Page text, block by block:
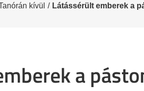
kívül / Látássérült emberek a
a